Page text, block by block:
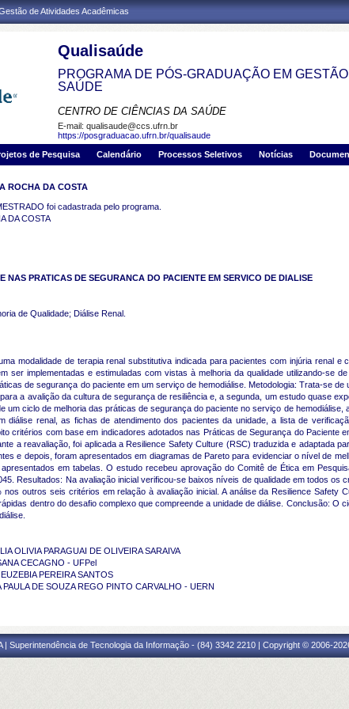
de Atividades Acadêmicas
Qualisaúde
PROGRAMA DE PÓS-GRADUAÇÃO EM
SAÚDE
CENTRO DE CIÊNCIAS DA SAÚDE
E-mail: qualisaude@ccs.ufrn.br
https://posgraduacao.ufrn.br/qualisaude
de Pesquisa Calendário Processos Seletivos Notícias
ROCHA DA COSTA
foi cadastrada pelo programa.
DA COSTA
NAS PRATICAS DE SEGURANCA DO PACIENTE EM SERVICO DE DIALISE
de Qualidade; Diálise Renal.
modalidade de terapia renal substitutiva indicada para pacientes com injúria renal
ser implementadas e estimuladas com vistas à melhoria da qualidade utilizando-se
de segurança do paciente em um serviço de hemodiálise. Metodologia: Trata-se
a avalição da cultura de segurança de resiliência e, a segunda, um estudo quase
um ciclo de melhoria das práticas de segurança do paciente no serviço de
diálise renal, as fichas de atendimento dos pacientes da unidade, a lista de
critérios com base em indicadores adotados nas Práticas de Segurança do Paciente
a reavaliação, foi aplicada a Resilience Safety Culture (RSC) traduzida e adaptada
e depois, foram apresentados em diagramas de Pareto para evidenciar o nível de
em tabelas. O estudo recebeu aprovação do Comitê de Ética em
Resultados: Na avaliação inicial verificou-se baixos níveis de qualidade em todos
nos outros seis critérios em relação à avaliação inicial. A análise da Resilience
dentro do desafio complexo que compreende a unidade de diálise. Conclusão: O
OLIVIA PARAGUAI DE OLIVEIRA SARAIVA
CECAGNO - UFPel
PEREIRA SANTOS
DE SOUZA REGO PINTO CARVALHO - UERN
| Superintendência de Tecnologia da Informação - (84) 3342 2210 | Copyright © 2006-